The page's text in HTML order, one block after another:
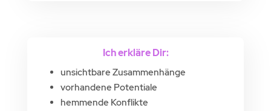
Ich erkläre Dir:
unsichtbare Zusammenhänge
vorhandene Potentiale
hemmende Konflikte